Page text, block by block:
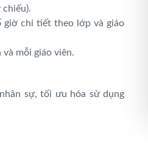
giờ chi tiết theo lớp và giáo
mỗi giáo viên.
sự, tối ưu hóa sử dụng